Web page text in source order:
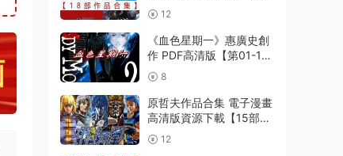
完結】Kindle電子漫畫資
源精品
12
《血色星期一》惠廣史創
作 PDF高清版【第01-11
卷完結】
8
原哲夫作品合集 電子漫畫
高清版資源下載【15部合
集完結】【PDF格式】
【電子版漫畫】
12